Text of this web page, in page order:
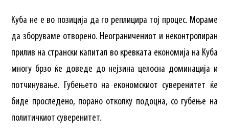
Куба не е во позиција да го реплицира тој процес. Мораме
да зборуваме отворено. Неограничениот и неконтролиран
прилив на странски капитал во кревката економија на Куба
многу брзо ќе доведе до нејзина целосна доминација и
потчинување. Губењето на економскиот суверенитет ќе
биде проследено, порано отколку подоцна, со губење на
политичкиот суверенитет.